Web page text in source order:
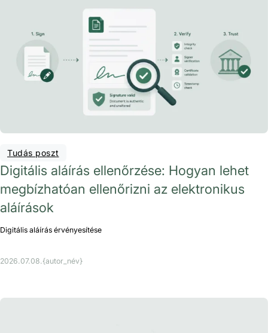
Tudás poszt
Digitális aláírás ellenőrzése: Hogyan lehet
megbízhatóan ellenőrizni az elektronikus
aláírások
Digitális aláírás érvényesítése
2026.07.08. {autor_név}